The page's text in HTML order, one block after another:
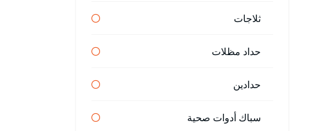
ثلاجات
حداد مظلات
حدادين
سباك أدوات صحية